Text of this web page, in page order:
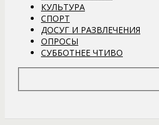
КУЛЬТУРА
СПОРТ
ДОСУГ И РАЗВЛЕЧЕНИЯ
ОПРОСЫ
СУББОТНЕЕ ЧТИВО